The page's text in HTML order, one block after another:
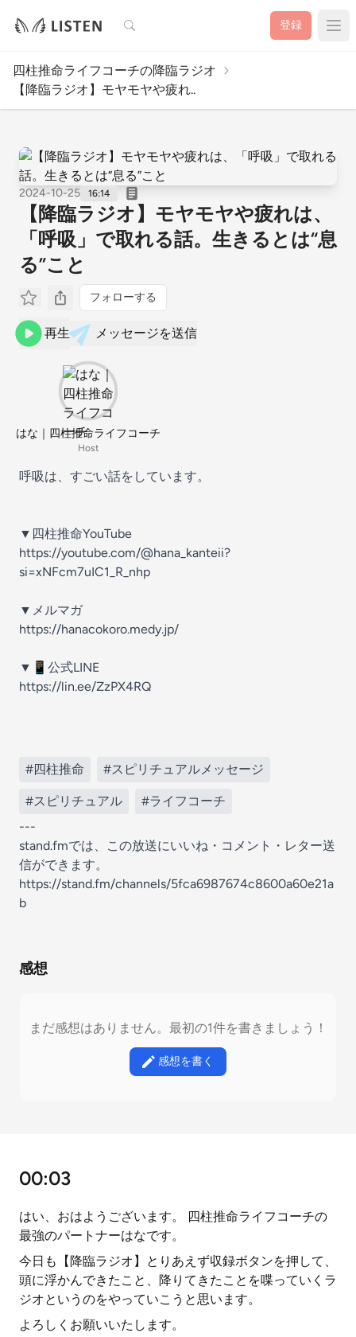
検索 登録
四柱推命ライフコーチの降臨ラジオ
【降臨ラジオ】モヤモヤや疲れ..
2024-10-25 16:14
【降臨ラジオ】モヤモヤや疲れは、
「呼吸」で取れる話。生きるとは“息
る”こと
フォローする
再生 メッセージを送信
はな｜四柱推命ライフコーチ
Host
呼吸は、すごい話をしています。
▼四柱推命YouTube
https://youtube.com/@hana_kanteii?
si=xNFcm7uIC1_R_nhp
▼メルマガ
https://hanacokoro.medy.jp/
▼📱公式LINE
https://lin.ee/ZzPX4RQ
#四柱推命 #スピリチュアルメッセージ
#スピリチュアル
#ライフコーチ
---
stand.fmでは、この放送にいいね・コメント・レター送
信ができます。
https://stand.fm/channels/5fca6987674c8600a60e21a
b
感想
まだ感想はありません。最初の1件を書きましょう！
感想を書く
00:03
はい、おはようございます。 四柱推命ライフコーチの
最強のパートナーはなです。
今日も【降臨ラジオ】とりあえず収録ボタンを押して、
頭に浮かんできたこと、降りてきたことを喋っていくラ
ジオというのをやっていこうと思います。
よろしくお願いいたします。